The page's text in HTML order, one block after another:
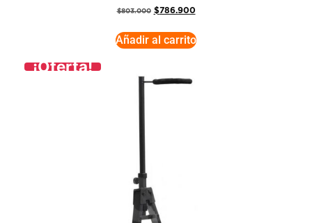
$803.000 $786.900
Añadir al carrito
¡Oferta!